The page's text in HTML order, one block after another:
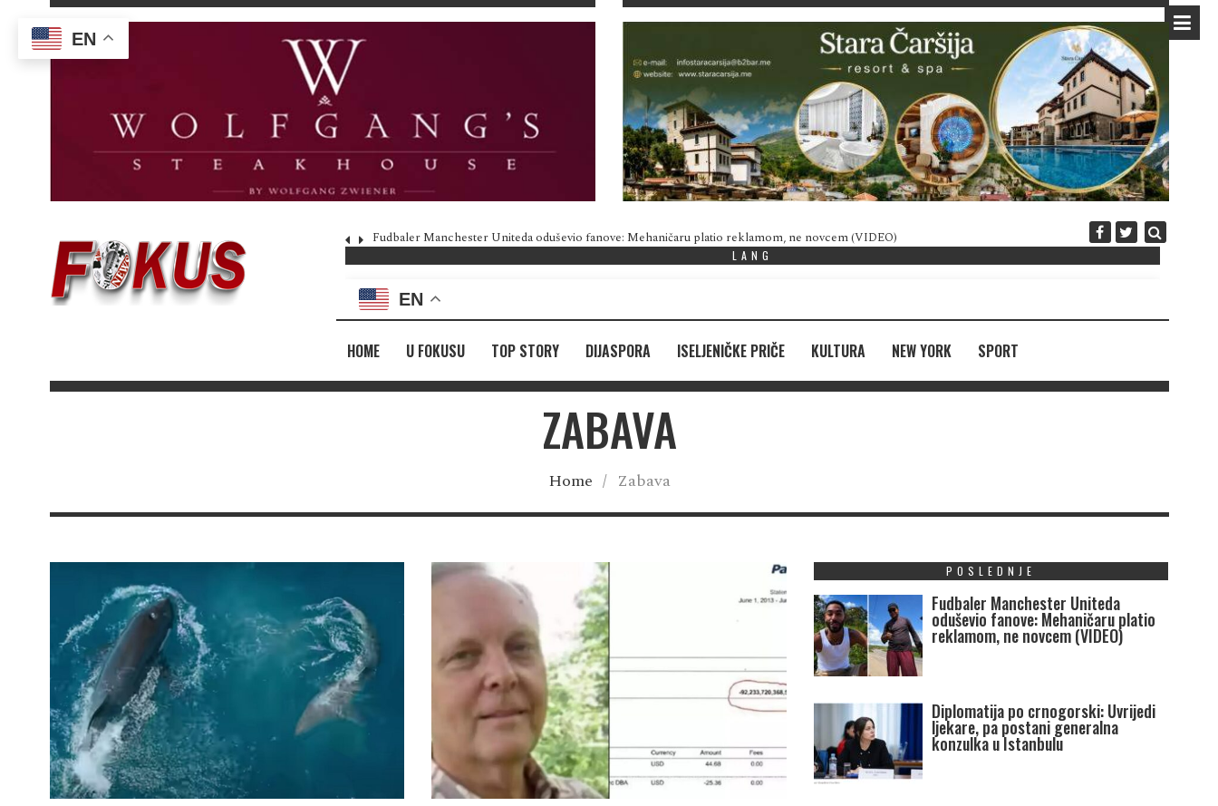
Fudbaler Manchester Uniteda oduševio fanove: Mehaničaru platio reklamom, ne novcem (VIDEO) Diplomatija po
LANG
EN
HOME U FOKUSU TOP STORY DIJASPORA ISELJENIČKE PRIČE KULTURA NEW YORK SPORT
ZABAVA
Home / Zabava
POSLEDNJE
Fudbaler Manchester Uniteda
oduševio fanove: Mehaničaru platio
reklamom, ne novcem (VIDEO)
Diplomatija po crnogorski: Uvrijedi
ljekare, pa postani generalna
konzulka u Istanbulu
EN